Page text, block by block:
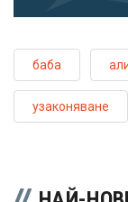
баба
узаконяване